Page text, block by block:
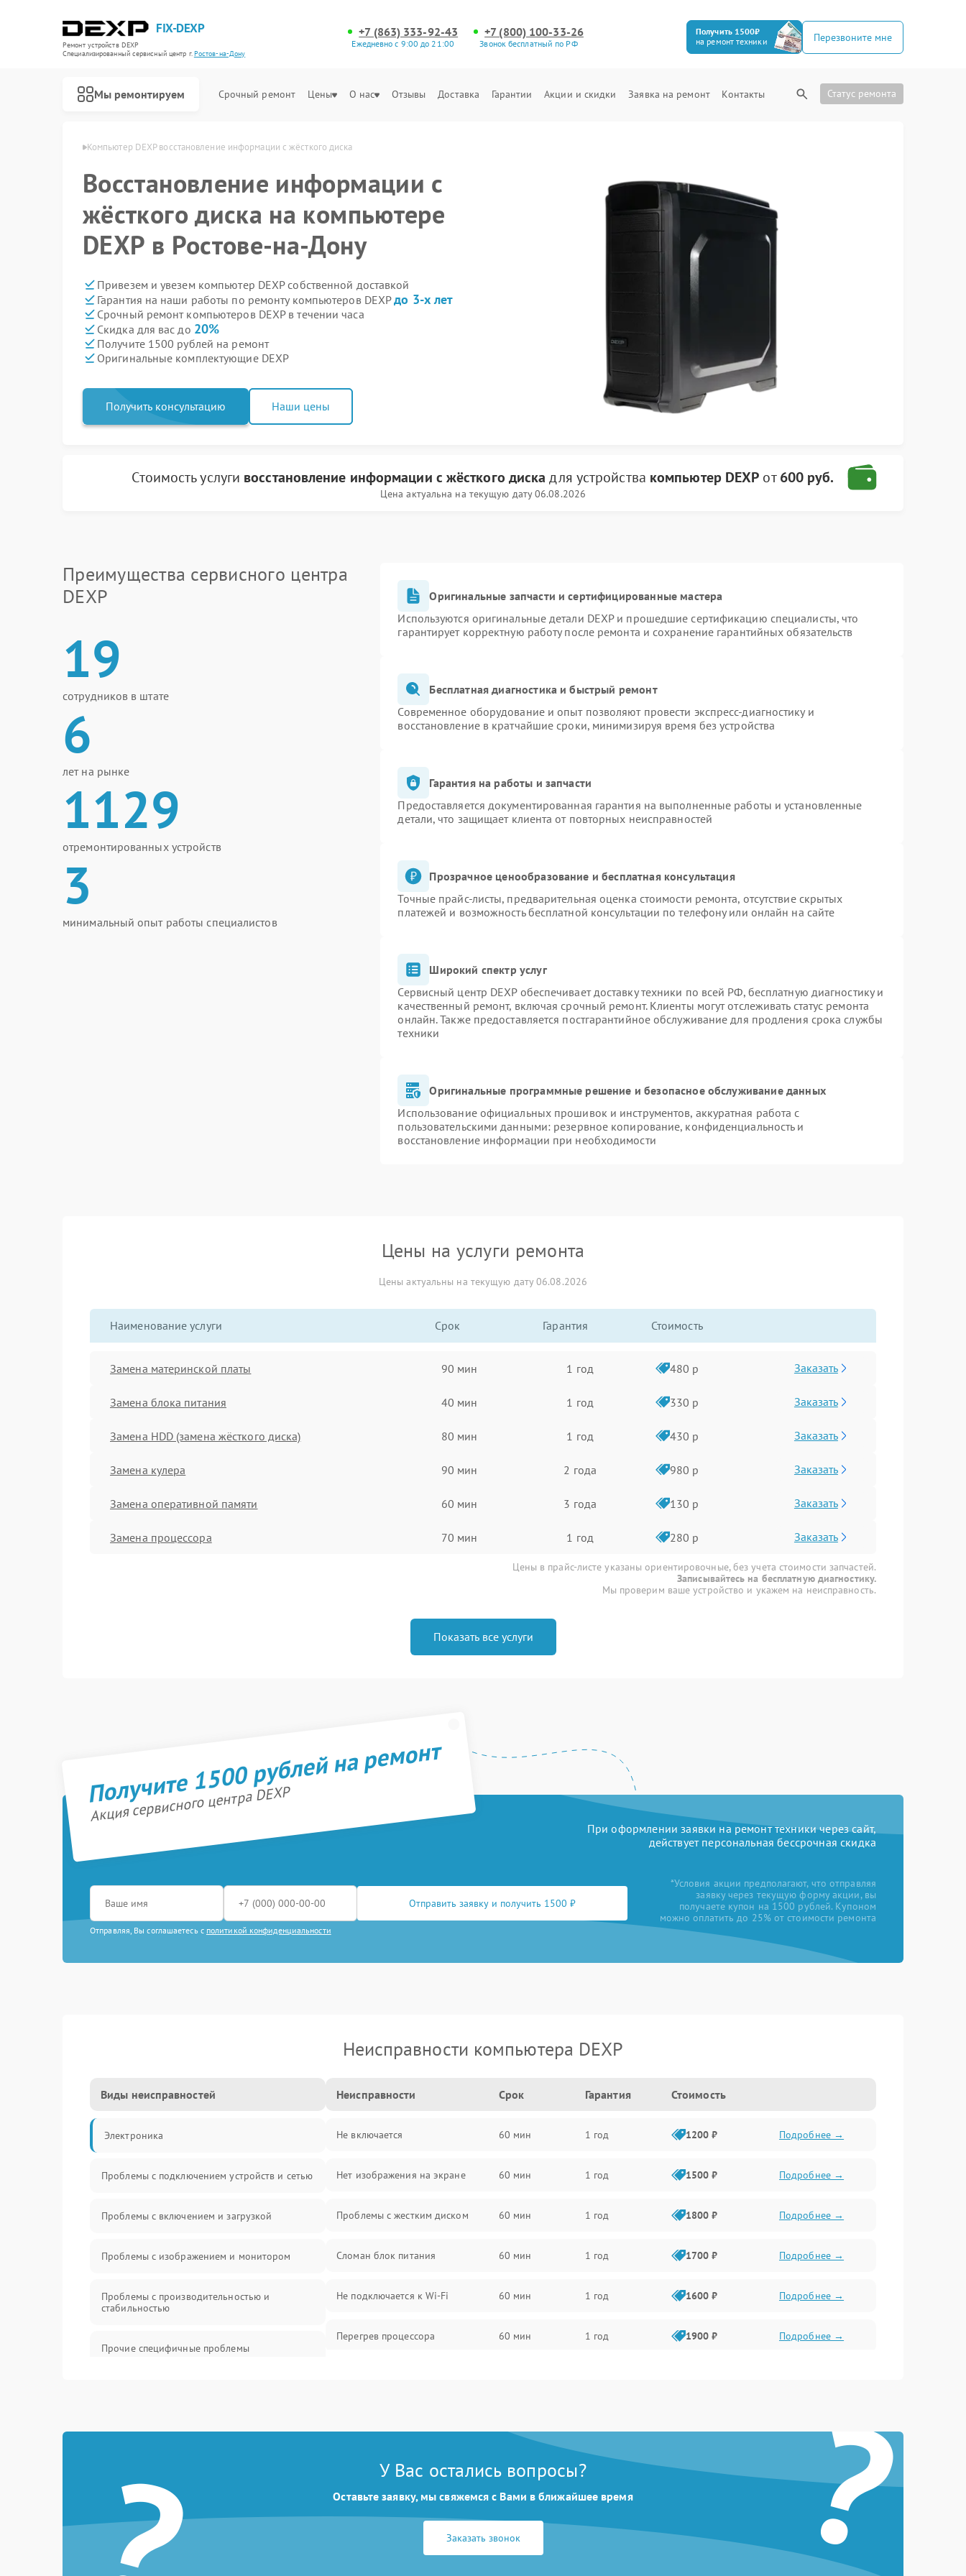
FIX-DEXP
Ремонт устройств DEXP
Специализированный cервисный центр г.Ростов-на-Дону
+7 (863) 333-92-43
Ежедневно с 9:00 до 21:00
+7 (800) 100-33-26
Звонок бесплатный по РФ
Получить 1500₽
на ремонт техники
Перезвоните мне
Мы ремонтируем Срочный ремонт Цены О нас Отзывы Доставка Гарантии Акции и скидки Заявка на ремонт Контакты Статус ремонта
Компьютер DEXP восстановление информации с жёсткого диска
Восстановление информации с
жёсткого диска на компьютере
DEXP в Ростове-на-Дону
Привезем и увезем компьютер DEXP собственной доставкой
Гарантия на наши работы по ремонту компьютеров DEXPдо 3-х лет
Срочный ремонт компьютеров DEXP в течении часа
Скидка для вас до 20%
Получите 1500 рублей на ремонт
Оригинальные комплектующие DEXP
Получить консультацию Наши цены
Стоимость услуги восстановление информации с жёсткого диска для устройства компьютер DEXP от600 руб.
Цена актуальна на текущую дату 06.08.2026
Преимущества сервисного центра
DEXP
19
сотрудников в штате
6
лет на рынке
1129
отремонтированных устройств
3
минимальный опыт работы специалистов
Оригинальные запчасти и сертифицированные мастера
Используются оригинальные детали DEXP и прошедшие сертификацию специалисты, что
гарантирует корректную работу после ремонта и сохранение гарантийных обязательств
Бесплатная диагностика и быстрый ремонт
Современное оборудование и опыт позволяют провести экспресс-диагностику и
восстановление в кратчайшие сроки, минимизируя время без устройства
Гарантия на работы и запчасти
Предоставляется документированная гарантия на выполненные работы и установленные
детали, что защищает клиента от повторных неисправностей
Прозрачное ценообразование и бесплатная консультация
Точные прайс-листы, предварительная оценка стоимости ремонта, отсутствие скрытых
платежей и возможность бесплатной консультации по телефону или онлайн на сайте
Широкий спектр услуг
Сервисный центр DEXP обеспечивает доставку техники по всей РФ, бесплатную диагностику и
качественный ремонт, включая срочный ремонт. Клиенты могут отслеживать статус ремонта
онлайн. Также предоставляется постгарантийное обслуживание для продления срока службы
техники
Оригинальные программные решение и безопасное обслуживание данных
Использование официальных прошивок и инструментов, аккуратная работа с
пользовательскими данными: резервное копирование, конфиденциальность и
восстановление информации при необходимости
Цены на услуги ремонта
Цены актуальны на текущую дату 06.08.2026
Наименование услуги Срок Гарантия Стоимость
Замена материнской платы 90 мин 1 год 480 р Заказать
Замена блока питания 40 мин 1 год 330 р Заказать
Замена HDD (замена жёсткого диска) 80 мин 1 год 430 р Заказать
Замена кулера 90 мин 2 года 980 р Заказать
Замена оперативной памяти 60 мин 3 года 130 р Заказать
Замена процессора 70 мин 1 год 280 р Заказать
Цены в прайс-листе указаны ориентировочные, без учета стоимости запчастей.
Записывайтесь на бесплатную диагностику.
Мы проверим ваше устройство и укажем на неисправность.
Показать все услуги
Получите 1500 рублей на ремонт
Акция сервисного центра DEXP
При оформлении заявки на ремонт техники через сайт,
действует персональная бессрочная скидка
Отправить заявку и получить 1500 ₽
Отправляя, Вы соглашаетесь с политикой конфиденциальности
*Условия акции предполагают, что отправляя
заявку через текущую форму акции, вы
получаете купон на 1500 рублей. Купоном
можно оплатить до 25% от стоимости ремонта
Неисправности компьютера DEXP
Виды неисправностей
Электроника
Проблемы с подключением устройств и сетью
Проблемы с включением и загрузкой
Проблемы с изображением и монитором
Проблемы с производительностью и
стабильностью
Прочие специфичные проблемы
Механические повреждения
Аудио
Неисправности Срок Гарантия Стоимость
Не включается 60 мин 1 год 1200 ₽ Подробнее →
Нет изображения на экране 60 мин 1 год 1500 ₽ Подробнее →
Проблемы с жестким диском 60 мин 1 год 1800 ₽ Подробнее →
Сломан блок питания 60 мин 1 год 1700 ₽ Подробнее →
Не подключается к Wi-Fi 60 мин 1 год 1600 ₽ Подробнее →
Перегрев процессора 60 мин 1 год 1900 ₽ Подробнее →
Не работает система охлаждения 60 мин 1 год 1700 ₽
памяти
Подробнее →
Подробнее →
?
У Вас остались вопросы?
Оставьте заявку, мы свяжемся с Вами в ближайшее время
Заказать звонок